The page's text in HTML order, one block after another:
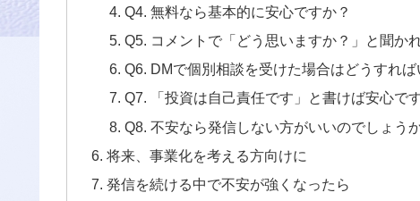
Q4. 無料なら基本的に安心ですか？
Q5. コメントで「どう思いますか？」と聞か
Q6. DMで個別相談を受けた場合はどうすれば
Q7. 「投資は自己責任です」と書けば安心で
Q8. 不安なら発信しない方がいいのでしょう
将来、事業化を考える方向けに
発信を続ける中で不安が強くなったら